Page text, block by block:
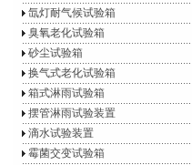
氙灯耐气候试验箱
臭氧老化试验箱
砂尘试验箱
换气式老化试验箱
箱式淋雨试验箱
摆管淋雨试验装置
滴水试验装置
霉菌交变试验箱